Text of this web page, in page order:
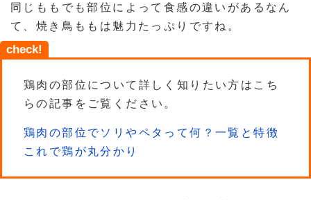
同じももでも部位によって食感の違いがあるなん
て、焼き鳥ももは魅力たっぷりですね。
check!
鶏肉の部位について詳しく知りたい方はこち
らの記事をご覧ください。
鶏肉の部位でソリやペタって何？一覧と特徴
これで鶏が丸分かり